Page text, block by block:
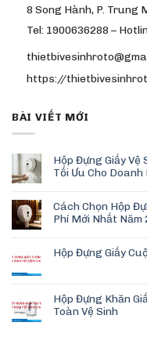
8 Song Hành, P. Trung
Tel: 1900636288 –
https://
BÀI VIẾT MỚI
Hộp Đựng Giấy Vệ
Tối Ưu Cho Doanh
Cách Chọn Hộp
Phí Mới Nhất Năm
Hộp Đựng Giấy
Hộp Đựng Khăn
Toàn Vệ Sinh